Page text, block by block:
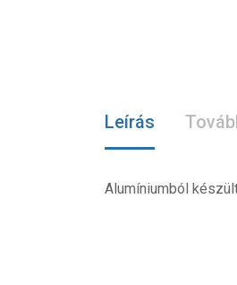
Leírás
Alumíniumból